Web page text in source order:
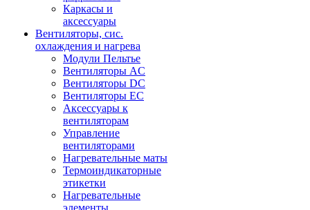
Каркасы и
аксессуары
Вентиляторы, сис.
охлаждения и нагрева
Модули Пельтье
Вентиляторы AC
Вентиляторы DC
Вентиляторы EC
Аксессуары к
вентиляторам
Управление
вентиляторами
Нагревательные маты
Термоиндикаторные
этикетки
Нагревательные
элементы